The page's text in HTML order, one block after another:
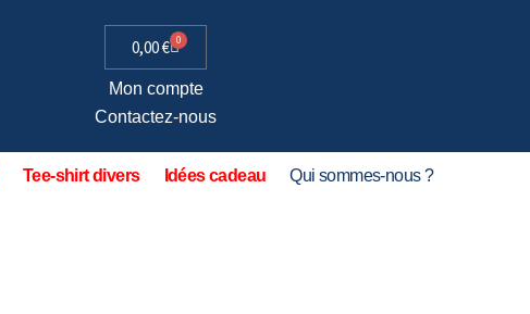
0,00€ 0
Mon compte
Contactez-nous
Tee-shirt divers Idées cadeau Qui sommes-nous ?